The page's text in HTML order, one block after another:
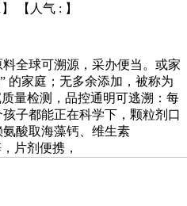
】 【人气 : 】
球可溯源，采办便当。或家
的家庭；无多余添加，被称为
量检测，品控通明可逃溯：每
子都能正在科学下，颗粒剂口
酸取海藻钙、维生素
片剂便携，